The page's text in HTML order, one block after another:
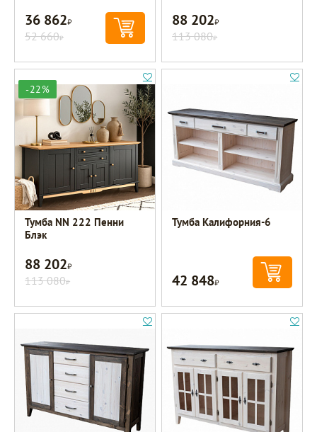
36 862Р
52 660Р
88 202Р
113 080Р
-22%
Тумба NN 222 Пенни
Блэк
88 202Р
113 080Р
Тумба Калифорния-6
42 848Р